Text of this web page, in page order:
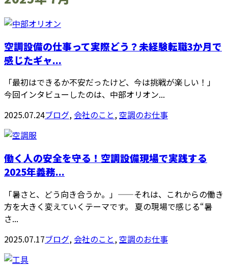
空調設備の仕事って実際どう？未経験転職3か月で
感じたギャ...
「最初はできるか不安だったけど、今は挑戦が楽しい――！」
今回インタビューしたのは、中部オリオン...
2025.07.24ブログ, 会社のこと,空調のお仕事
働く人の安全を守る！空調設備現場で実践する
2025年義務...
「暑さと、どう向き合うか。」——それは、これからの働き
方を大きく変えていくテーマです。 夏の現場で感じる“暑
さ...
2025.07.17ブログ, 会社のこと, 空調のお仕事